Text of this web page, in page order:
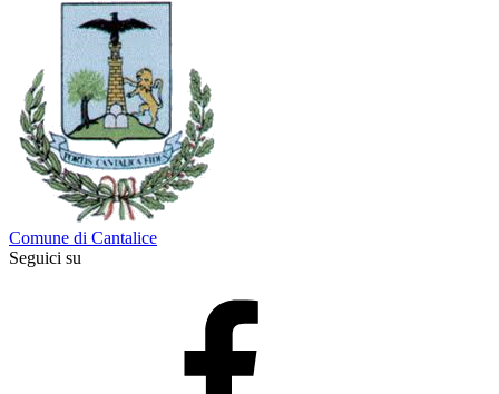
Comune di Cantalice
Seguici su